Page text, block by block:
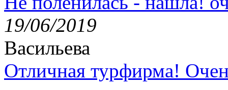
19/06/2019
Васильева
Отличная турфирма!